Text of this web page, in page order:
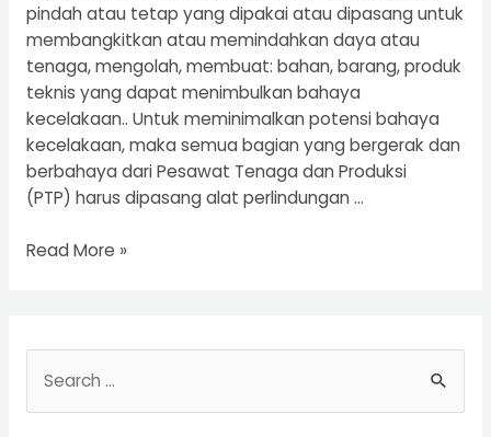
pindah atau tetap yang dipakai atau dipasang untuk
membangkitkan atau memindahkan daya atau
tenaga, mengolah, membuat: bahan, barang, produk
teknis yang dapat menimbulkan bahaya
kecelakaan.. Untuk meminimalkan potensi bahaya
kecelakaan, maka semua bagian yang bergerak dan
berbahaya dari Pesawat Tenaga dan Produksi
(PTP) harus dipasang alat perlindungan …
Riksa
dan
Produksi
Read More »